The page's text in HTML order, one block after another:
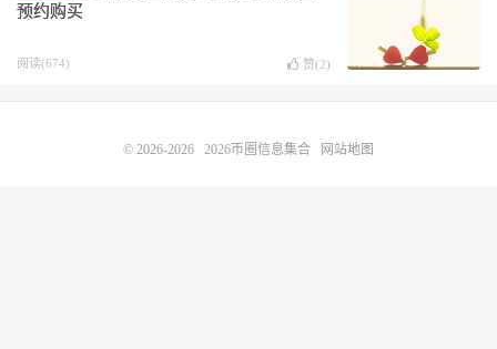
预约购买
阅读(674) 赞(2)
© 2026-2026 2026币圈信息集合 网站地图